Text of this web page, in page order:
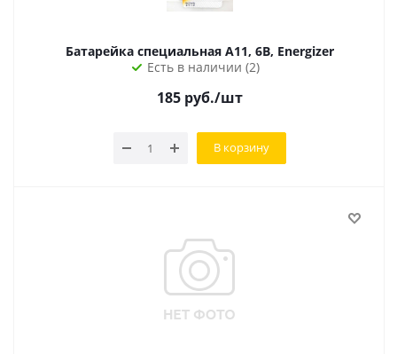
Батарейка специальная A11, 6В, Energizer
Есть в наличии (2)
185руб./шт
В корзину